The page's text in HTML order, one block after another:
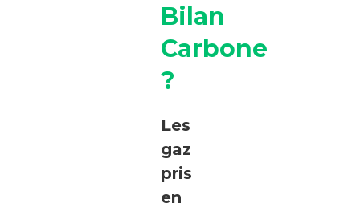
Bilan
Carbone
?
Les
gaz
pris
en